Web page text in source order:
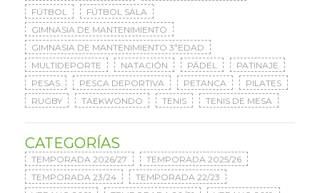
FÚTBOL
FÚTBOL SALA
GIMNASIA DE MANTENIMIENTO
GIMNASIA DE MANTENIMIENTO 3ªEDAD
MULTIDEPORTE
NATACIÓN PÁDEL
PATINAJE
PESAS
PESCA DEPORTIVA PETANCA
PILATES
RUGBY
TAEKWONDO TENIS TENIS DE MESA
CATEGORÍAS
TEMPORADA 2026/27
TEMPORADA 2025/26
TEMPORADA 23/24
TEMPORADA 22/23